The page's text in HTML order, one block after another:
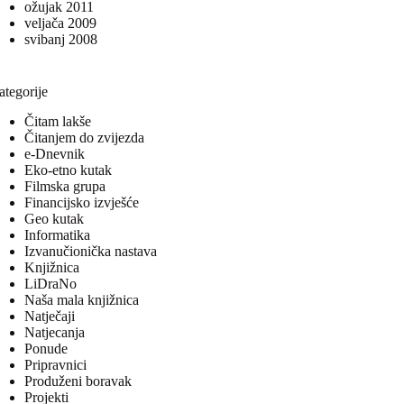
ožujak 2011
veljača 2009
svibanj 2008
Čitam lakše
Čitanjem do zvijezda
e-Dnevnik
Eko-etno kutak
Filmska grupa
Financijsko izvješće
Geo kutak
Informatika
Izvanučionička nastava
Knjižnica
LiDraNo
Naša mala knjižnica
Natječaji
Natjecanja
Ponude
Pripravnici
Produženi boravak
Projekti